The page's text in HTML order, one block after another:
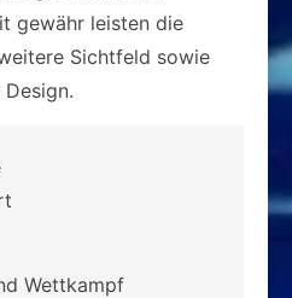
gewähr leisten die
Sichtfeld sowie
Wettkampf